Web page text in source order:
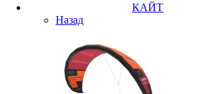
КАЙТ
Назад